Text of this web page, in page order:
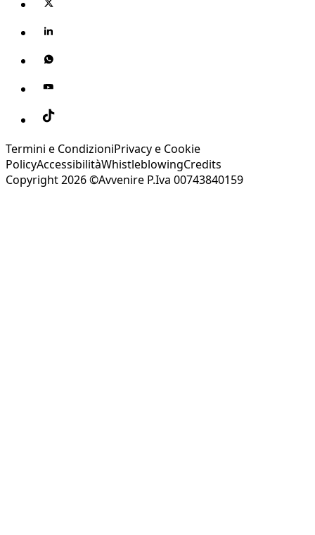
Termini e CondizioniPrivacy e Cookie
PolicyAccessibilitàWhistleblowingCredits
Copyright 2026 ©Avvenire P.Iva 00743840159